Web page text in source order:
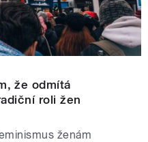
že odmítá
roli žen
ženám